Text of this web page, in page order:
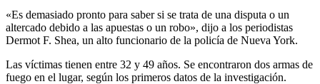
«Es demasiado pronto para saber si se trata de una disputa o un
altercado debido a las apuestas o un robo», dijo a los periodistas
Dermot F. Shea, un alto funcionario de la policía de Nueva York.
Las víctimas tienen entre 32 y 49 años. Se encontraron dos armas de
fuego en el lugar, según los primeros datos de la investigación.